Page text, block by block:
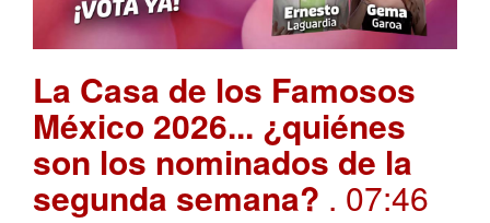
La Casa de los Famosos
México 2026... ¿quiénes
son los nominados de la
segunda semana? . 07:46